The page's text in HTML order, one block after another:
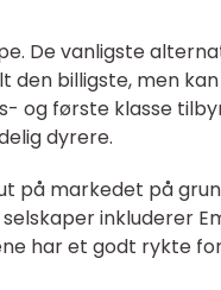
De vanligste
den billigste, men
og første klasse
dyrere.
på markedet på
inkluderer
har et godt rykte